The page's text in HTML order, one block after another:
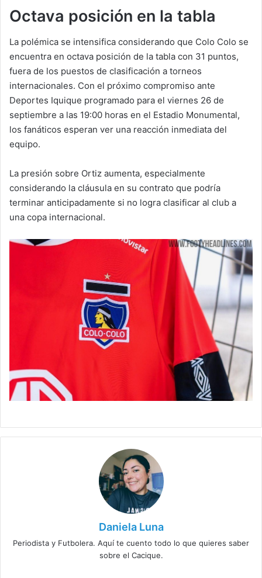
Octava posición en la tabla
La polémica se intensifica considerando que Colo Colo se
encuentra en octava posición de la tabla con 31 puntos,
fuera de los puestos de clasificación a torneos
internacionales. Con el próximo compromiso ante
Deportes Iquique programado para el viernes 26 de
septiembre a las 19:00 horas en el Estadio Monumental,
los fanáticos esperan ver una reacción inmediata del
equipo.
La presión sobre Ortiz aumenta, especialmente
considerando la cláusula en su contrato que podría
terminar anticipadamente si no logra clasificar al club a
una copa internacional.
Daniela Luna
Periodista y Futbolera. Aquí te cuento todo lo que quieres saber
sobre el Cacique.